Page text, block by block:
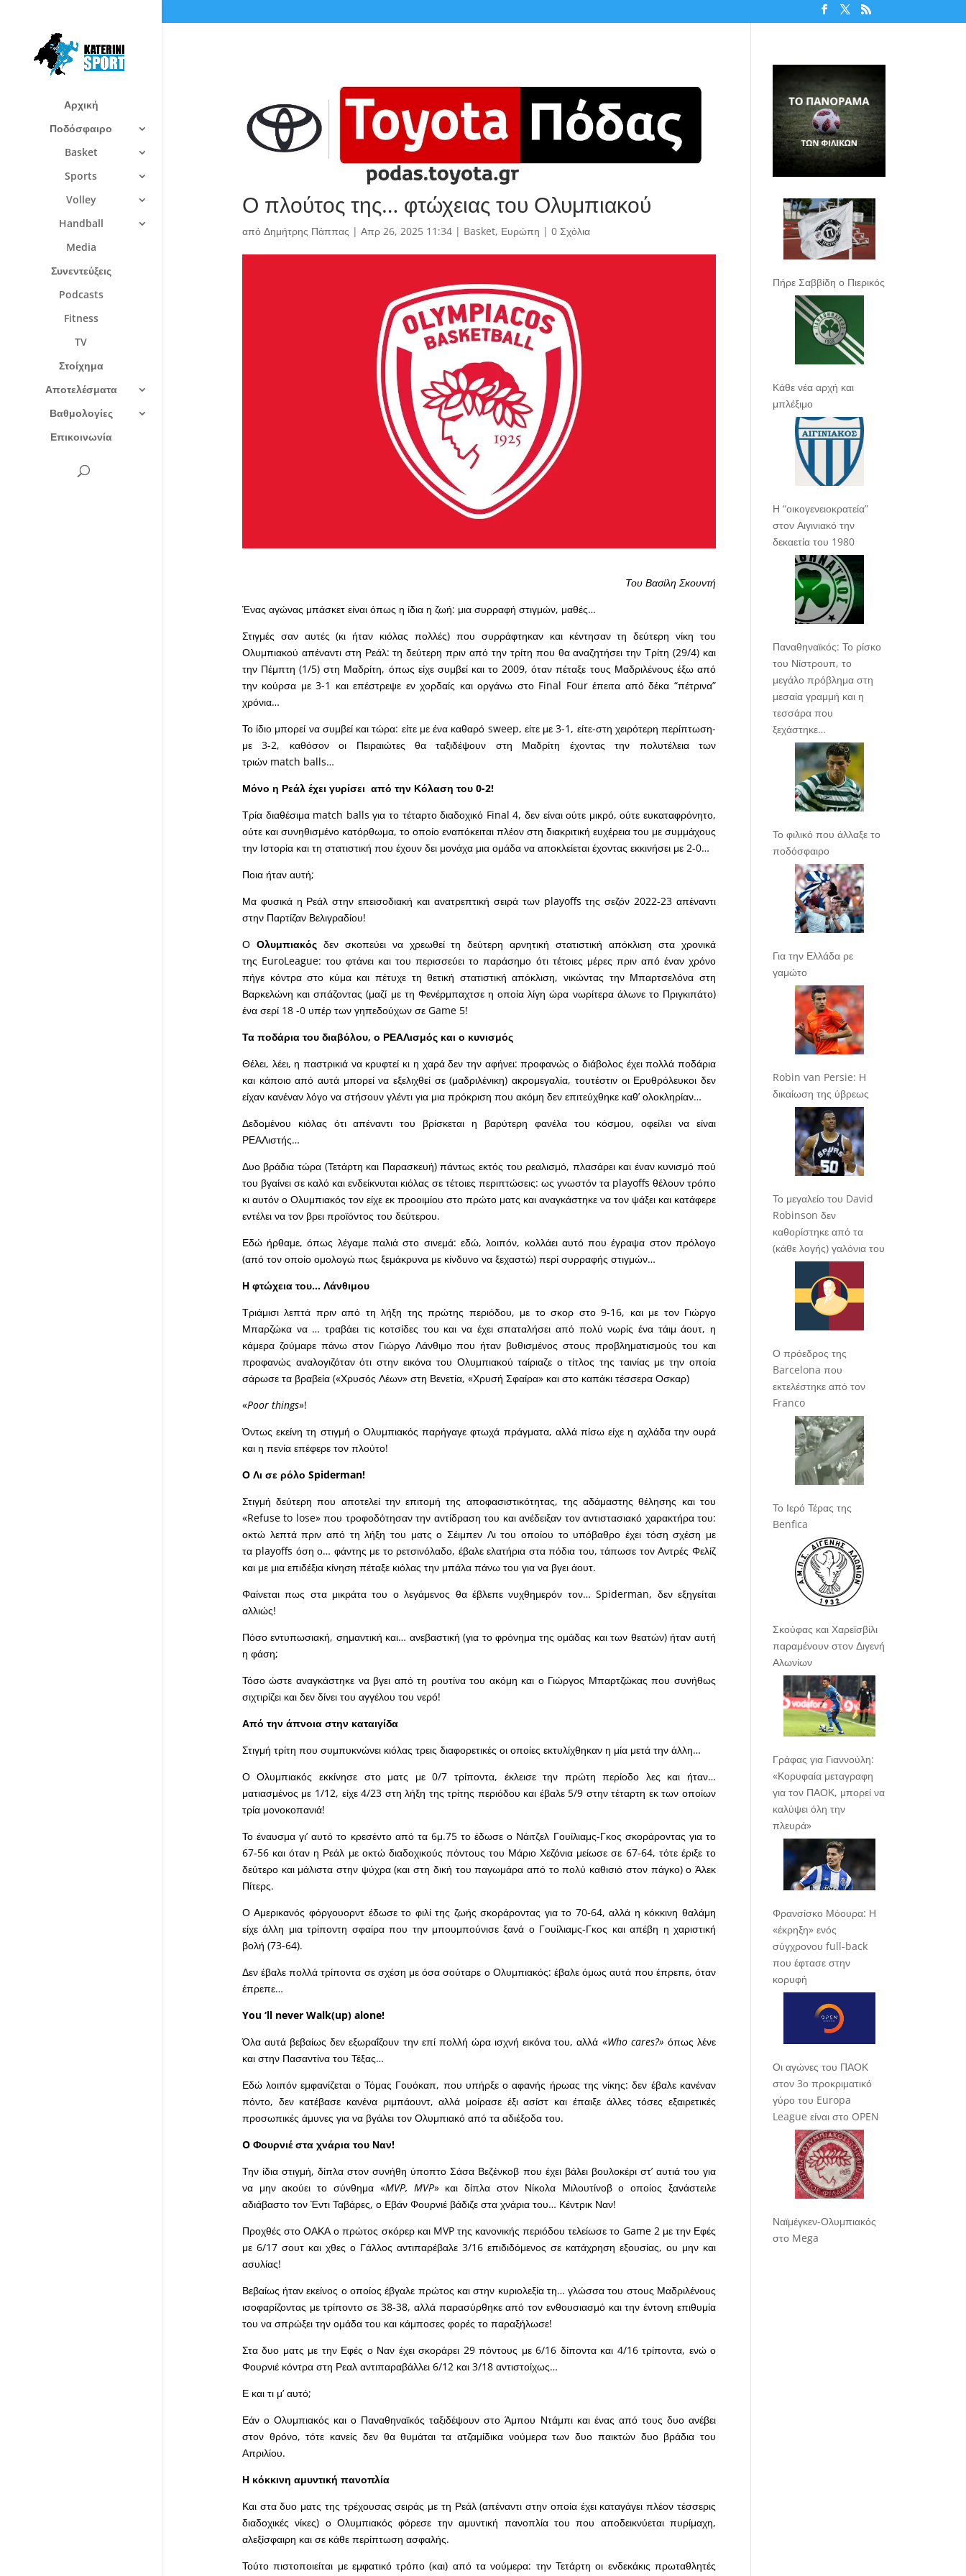
Αρχική
Ποδόσφαιρο
Basket
Sports
Volley
Handball
Media
Συνεντεύξεις
Podcasts
Fitness
TV
Στοίχημα
Αποτελέσματα
Βαθμολογίες
Επικοινωνία
Ο πλούτος της… φτώχειας του Ολυμπιακού
από Δημήτρης Πάππας | Απρ 26, 2025 11:34| Basket, Ευρώπη | 0 Σχόλια
Του Βασίλη Σκουντή
Ένας αγώνας μπάσκετ είναι όπως η ίδια η ζωή: μια συρραφή στιγμών, μαθές…
Στιγμές σαν αυτές (κι ήταν κιόλας πολλές) που συρράφτηκαν και κέντησαν τη δεύτερη νίκη του
Ολυμπιακού απέναντι στη Ρεάλ: τη δεύτερη πριν από την τρίτη που θα αναζητήσει την Τρίτη (29/4) και
την Πέμπτη (1/5) στη Μαδρίτη, όπως είχε συμβεί και το 2009, όταν πέταξε τους Μαδριλένους έξω από
την κούρσα με 3-1 και επέστρεψε εν χορδαίς και οργάνω στο Final Four έπειτα από δέκα “πέτρινα”
χρόνια…
Το ίδιο μπορεί να συμβεί και τώρα: είτε με ένα καθαρό sweep, είτε με 3-1, είτε-στη χειρότερη περίπτωση-
με 3-2, καθόσον οι Πειραιώτες θα ταξιδέψουν στη Μαδρίτη έχοντας την πολυτέλεια των
τριών match balls…
Μόνο η Ρεάλ έχει γυρίσει από την Κόλαση του 0-2!
Τρία διαθέσιμα match balls για το τέταρτο διαδοχικό Final 4, δεν είναι ούτε μικρό, ούτε ευκαταφρόνητο,
ούτε και συνηθισμένο κατόρθωμα, το οποίο εναπόκειται πλέον στη διακριτική ευχέρεια του με συμμάχους
την Ιστορία και τη στατιστική που έχουν δει μονάχα μια ομάδα να αποκλείεται έχοντας εκκινήσει με 2-0…
Ποια ήταν αυτή;
Μα φυσικά η Ρεάλ στην επεισοδιακή και ανατρεπτική σειρά των playoffs της σεζόν 2022-23 απέναντι
στην Παρτίζαν Βελιγραδίου!
Ο Ολυμπιακόςδεν σκοπεύει να χρεωθεί τη δεύτερη αρνητική στατιστική απόκλιση στα χρονικά
της EuroLeague: του φτάνει και του περισσεύει το παράσημο ότι τέτοιες μέρες πριν από έναν χρόνο
πήγε κόντρα στο κύμα και πέτυχε τη θετική στατιστική απόκλιση, νικώντας την Μπαρτσελόνα στη
Βαρκελώνη και σπάζοντας (μαζί με τη Φενέρμπαχτσε η οποία λίγη ώρα νωρίτερα άλωνε το Πριγκιπάτο)
ένα σερί 18 -0 υπέρ των γηπεδούχων σε Game5!
Τα ποδάρια του διαβόλου, ο ΡΕΑΛισμός και ο κυνισμός
Θέλει, λέει, η παστρικιά να κρυφτεί κι η χαρά δεν την αφήνει: προφανώς ο διάβολος έχει πολλά ποδάρια
και κάποιο από αυτά μπορεί να εξελιχθεί σε (μαδριλένικη) ακρομεγαλία, τουτέστιν οι Ερυθρόλευκοι δεν
είχαν κανέναν λόγο να στήσουν γλέντι για μια πρόκριση που ακόμη δεν επιτεύχθηκε καθ’ ολοκληρίαν…
Δεδομένου κιόλας ότι απέναντι του βρίσκεται η βαρύτερη φανέλα του κόσμου, οφείλει να είναι
ΡΕΑΛιστής…
Δυο βράδια τώρα (Τετάρτη και Παρασκευή) πάντως εκτός του ρεαλισμό, πλασάρει και έναν κυνισμό πού
του βγαίνει σε καλό και ενδείκνυται κιόλας σε τέτοιες περιπτώσεις: ως γνωστόν τα playoffs θέλουν τρόπο
κι αυτόν ο Ολυμπιακός τον είχε εκ προοιμίου στο πρώτο ματς και αναγκάστηκε να τον ψάξει και κατάφερε
εντέλει να τον βρει προϊόντος του δεύτερου.
Εδώ ήρθαμε, όπως λέγαμε παλιά στο σινεμά: εδώ, λοιπόν, κολλάει αυτό που έγραψα στον πρόλογο
(από τον οποίο ομολογώ πως ξεμάκρυνα με κίνδυνο να ξεχαστώ) περί συρραφής στιγμών…
Η φτώχεια του… Λάνθιμου
Τριάμισι λεπτά πριν από τη λήξη της πρώτης περιόδου, με το σκορ στο 9-16, και με τον Γιώργο
Μπαρζώκα να … τραβάει τις κοτσίδες του και να έχει σπαταλήσει από πολύ νωρίς ένα τάιμ άουτ, η
κάμερα ζούμαρε πάνω στον Γιώργο Λάνθιμο που ήταν βυθισμένος στους προβληματισμούς του και
προφανώς αναλογιζόταν ότι στην εικόνα του Ολυμπιακού ταίριαζε ο τίτλος της ταινίας με την οποία
σάρωσε τα βραβεία («Χρυσός Λέων» στη Βενετία, «Χρυσή Σφαίρα» και στο καπάκι τέσσερα Οσκαρ)
«Poor things»!
Όντως εκείνη τη στιγμή ο Ολυμπιακός παρήγαγε φτωχά πράγματα, αλλά πίσω είχε η αχλάδα την ουρά
και η πενία επέφερε τον πλούτο!
Ο Λι σε ρόλο Spiderman!
Στιγμή δεύτερη που αποτελεί την επιτομή της αποφασιστικότητας, της αδάμαστης θέλησης και του
«Refuse to lose» που τροφοδότησαν την αντίδραση του και ανέδειξαν τον αντιστασιακό χαρακτήρα του:
οκτώ λεπτά πριν από τη λήξη του ματς ο Σέιμπεν Λι του οποίου το υπόβαθρο έχει τόση σχέση με
τα playoffs όση ο… φάντης με το ρετσινόλαδο, έβαλε ελατήρια στα πόδια του, τάπωσε τον Αντρές Φελίζ
και με μια επιδέξια κίνηση πέταξε κιόλας την μπάλα πάνω του για να βγει άουτ.
Φαίνεται πως στα μικράτα του ο λεγάμενος θα έβλεπε νυχθημερόν τον…Spiderman, δεν εξηγείται
αλλιώς!
Πόσο εντυπωσιακή, σημαντική και… ανεβαστική (για το φρόνημα της ομάδας και των θεατών) ήταν αυτή
η φάση;
Τόσο ώστε αναγκάστηκε να βγει από τη ρουτίνα του ακόμη και ο Γιώργος Μπαρτζώκας που συνήθως
σιχτιρίζει και δεν δίνει του αγγέλου του νερό!
Από την άπνοια στην καταιγίδα
Στιγμή τρίτη που συμπυκνώνει κιόλας τρεις διαφορετικές οι οποίες εκτυλίχθηκαν η μία μετά την άλλη…
Ο Ολυμπιακός εκκίνησε στο ματς με 0/7 τρίποντα, έκλεισε την πρώτη περίοδο λες και ήταν…
ματιασμένος με 1/12, είχε 4/23 στη λήξη της τρίτης περιόδου και έβαλε 5/9 στην τέταρτη εκ των οποίων
τρία μονοκοπανιά!
Το έναυσμα γι’ αυτό το κρεσέντο από τα 6μ.75 το έδωσε ο Νάιτζελ Γουίλιαμς-Γκος σκοράροντας για το
67-56 και όταν η Ρεάλ με οκτώ διαδοχικούς πόντους του Μάριο Χεζόνια μείωσε σε 67-64, τότε έριξε το
δεύτερο και μάλιστα στην ψύχρα (και στη δική του παγωμάρα από το πολύ καθισιό στον πάγκο) ο Άλεκ
Πίτερς.
Ο Αμερικανός φόργουορντ έδωσε το φιλί της ζωής σκοράροντας για το 70-64, αλλά η κόκκινη θαλάμη
είχε άλλη μια τρίποντη σφαίρα που την μπουμπούνισε ξανά ο Γουίλιαμς-Γκος και απέβη η χαριστική
βολή (73-64).
Δεν έβαλε πολλά τρίποντα σε σχέση με όσα σούταρε ο Ολυμπιακός: έβαλε όμως αυτά που έπρεπε, όταν
έπρεπε…
You ‘ll never Walk(up) alone!
Όλα αυτά βεβαίως δεν εξωραΐζουν την επί πολλή ώρα ισχνή εικόνα του, αλλά «Who cares?» όπως λένε
και στην Πασαντίνα του Τέξας…
Εδώ λοιπόν εμφανίζεται ο Τόμας Γουόκαπ, που υπήρξε ο αφανής ήρωας της νίκης: δεν έβαλε κανέναν
πόντο, δεν κατέβασε κανένα ριμπάουντ, αλλά μοίρασε έξι ασίστ και έπαιξε άλλες τόσες εξαιρετικές
προσωπικές άμυνες για να βγάλει τον Ολυμπιακό από τα αδιέξοδα του.
OΦουρνιέ στα χνάρια του Ναν!
Την ίδια στιγμή, δίπλα στον συνήθη ύποπτο Σάσα Βεζένκοβ που έχει βάλει βουλοκέρι στ’ αυτιά του για
να μην ακούει το σύνθημα «MVP, MVP» και δίπλα στον Νίκολα Μιλουτίνοβ ο οποίος ξανάστειλε
αδιάβαστο τον Έντι Ταβάρες, ο Εβάν Φουρνιέ βάδιζε στα χνάρια του… Κέντρικ Ναν!
Προχθές στο ΟΑΚΑ ο πρώτος σκόρερ και MVPτης κανονικής περιόδου τελείωσε το Game2 με την Εφές
με 6/17 σουτ και χθες ο Γάλλος αντιπαρέβαλε 3/16 επιδιδόμενος σε κατάχρηση εξουσίας, ου μην και
ασυλίας!
Βεβαίως ήταν εκείνος ο οποίος έβγαλε πρώτος και στην κυριολεξία τη… γλώσσα του στους Μαδριλένους
ισοφαρίζοντας με τρίποντο σε 38-38, αλλά παρασύρθηκε από τον ενθουσιασμό και την έντονη επιθυμία
του να σπρώξει την ομάδα του και κάμποσες φορές το παραξήλωσε!
Στα δυο ματς με την Εφές ο Ναν έχει σκοράρει 29 πόντους με 6/16 δίποντα και 4/16 τρίποντα, ενώ ο
Φουρνιέ κόντρα στη Ρεαλ αντιπαραβάλλει 6/12 και 3/18 αντιστοίχως…
Ε και τι μ’ αυτό;
Εάν ο Ολυμπιακός και ο Παναθηναϊκός ταξιδέψουν στο Άμπου Ντάμπι και ένας από τους δυο ανέβει
στον θρόνο, τότε κανείς δεν θα θυμάται τα ατζαμίδικα νούμερα των δυο παικτών δυο βράδια του
Απριλίου.
Η κόκκινη αμυντική πανοπλία
Και στα δυο ματς της τρέχουσας σειράς με τη Ρεάλ (απέναντι στην οποία έχει καταγάγει πλέον τέσσερις
διαδοχικές νίκες) ο Ολυμπιακός φόρεσε την αμυντική πανοπλία του που αποδεικνύεται πυρίμαχη,
αλεξίσφαιρη και σε κάθε περίπτωση ασφαλής.
Τούτο πιστοποιείται με εμφατικό τρόπο (και) από τα νούμερα: την Τετάρτη οι ενδεκάκις πρωταθλητές
Πήρε Σαββίδη ο Πιερικός
Κάθε νέα αρχή και
μπλέξιμο
Η “οικογενειοκρατεία”
στον Αιγινιακό την
δεκαετία του 1980
Παναθηναϊκός: Το ρίσκο
του Νίστρουπ, το
μεγάλο πρόβλημα στη
μεσαία γραμμή και η
τεσσάρα που
ξεχάστηκε…
Το φιλικό που άλλαξε το
ποδόσφαιρο
Για την Ελλάδα ρε
γαμώτο
Robin van Persie: Η
δικαίωση της ύβρεως
Το μεγαλείο του David
Robinson δεν
καθορίστηκε από τα
(κάθε λογής) γαλόνια του
Ο πρόεδρος της
Barcelona που
εκτελέστηκε από τον
Franco
Το Ιερό Τέρας της
Benfica
Σκούφας και Χαρεϊσβίλι
παραμένουν στον Διγενή
Αλωνίων
Γράφας για Γιαννούλη:
«Κορυφαία μεταγραφη
για τον ΠΑΟΚ, μπορεί να
καλύψει όλη την
πλευρά»
Φρανσίσκο Μόουρα: Η
«έκρηξη» ενός
σύγχρονου full-back
που έφτασε στην
κορυφή
Οι αγώνες του ΠΑΟΚ
στον 3ο προκριματικό
γύρο του Europa
League είναι στο OPEN
Ναϊμέγκεν-Ολυμπιακός
στο Mega